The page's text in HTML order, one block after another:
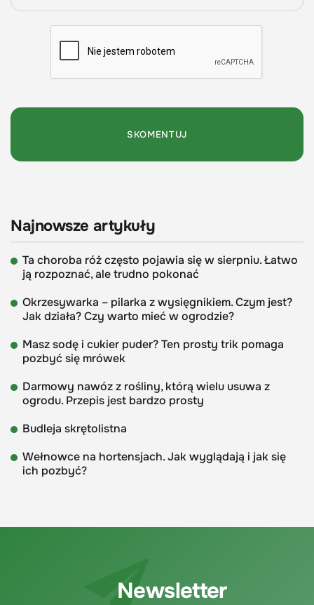
Najnowsze artykuły
Ta choroba róż często pojawia się w sierpniu. Łatwo
ją rozpoznać, ale trudno pokonać
Okrzesywarka – pilarka z wysięgnikiem. Czym jest?
Jak działa? Czy warto mieć w ogrodzie?
Masz sodę i cukier puder? Ten prosty trik pomaga
pozbyć się mrówek
Darmowy nawóz z rośliny, którą wielu usuwa z
ogrodu. Przepis jest bardzo prosty
Budleja skrętolistna
Wełnowce na hortensjach. Jak wyglądają i jak się
ich pozbyć?
Newsletter